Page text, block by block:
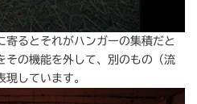
寄るとそれがハンガーの集積だと
その機能を外して、別のもの（流
しています。